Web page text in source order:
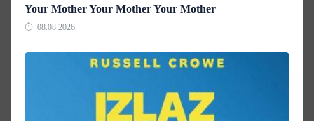
Your Mother Your Mother Your Mother
08.08.2026.